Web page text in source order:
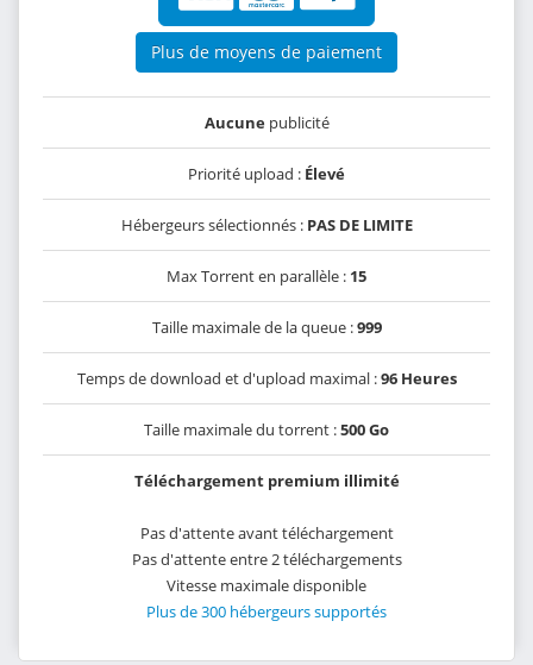
Plus de moyens de paiement
Aucunepublicité
Priorité upload : Élevé
Hébergeurs sélectionnés : PAS DE LIMITE
Max Torrent en parallèle : 15
Taille maximale de la queue :999
Temps de download et d'upload maximal :96 Heures
Taille maximale du torrent :500 Go
Téléchargement premium illimité
Pas d'attente avant téléchargement
Pas d'attente entre 2 téléchargements
Vitesse maximale disponible
Plus de 300 hébergeurs supportés